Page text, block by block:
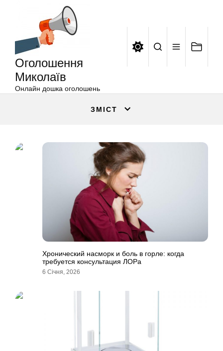
Оголошення
Миколаїв
Онлайн дошка оголошень
ЗМІСТ
Хронический насморк и боль в горле: когда
требуется консультация ЛОРа
6 Січня, 2026